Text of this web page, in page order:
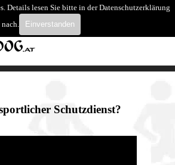
Details lesen Sie bitte in der Datenschutzerklärung
nach.
Einverstanden
Suchen
Schutzdienst?